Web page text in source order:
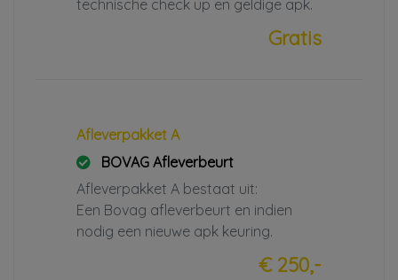
technische check up en geldige apk.
Gratis
Afleverpakket A
BOVAG Afleverbeurt
Afleverpakket A bestaat uit:
Een Bovag afleverbeurt en indien
nodig een nieuwe apk keuring.
€ 250,-